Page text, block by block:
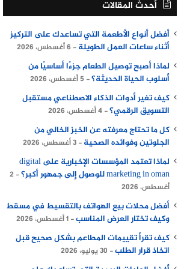
أحدث المقالات
أفضل أنواع الأطعمة التي تساعدك على التركيز
أثناء ساعات العمل الطويلة
6 أغسطس، 2026
لماذا أصبح توصيل الطعام جزءًا أساسيًا من
أسلوب الحياة الحديثة؟
5 أغسطس، 2026
كيف تغير أدوات الذكاء الاصطناعي مستقبل
التسويق الرقمي؟
4 أغسطس، 2026
كل ما تحتاج معرفته عن الخبز الخالي من
الجلوتين وفوائده الصحية
3 أغسطس، 2026
لماذا تعتمد المؤسسات الإخبارية على digital
marketing in oman للوصول إلى جمهور أكبر؟
2
أغسطس، 2026
أفضل محلات بيع الهواتف بالتقسيط في مسقط
وكيف تختار العرض المناسب
1 أغسطس، 2026
كيف تقرأ تقييمات المطاعم بشكل صحيح قبل
اتخاذ قرار الطلب
30 يوليو، 2026